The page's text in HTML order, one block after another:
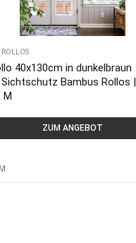
40x130cm in dunkelbraun
Bambus Rollos |
M
ZUM ANGEBOT